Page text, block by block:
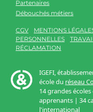
Partenaires
Débouchés métiers
CGV MENTIONS
PERSONNELLES
RÉCLAMATION